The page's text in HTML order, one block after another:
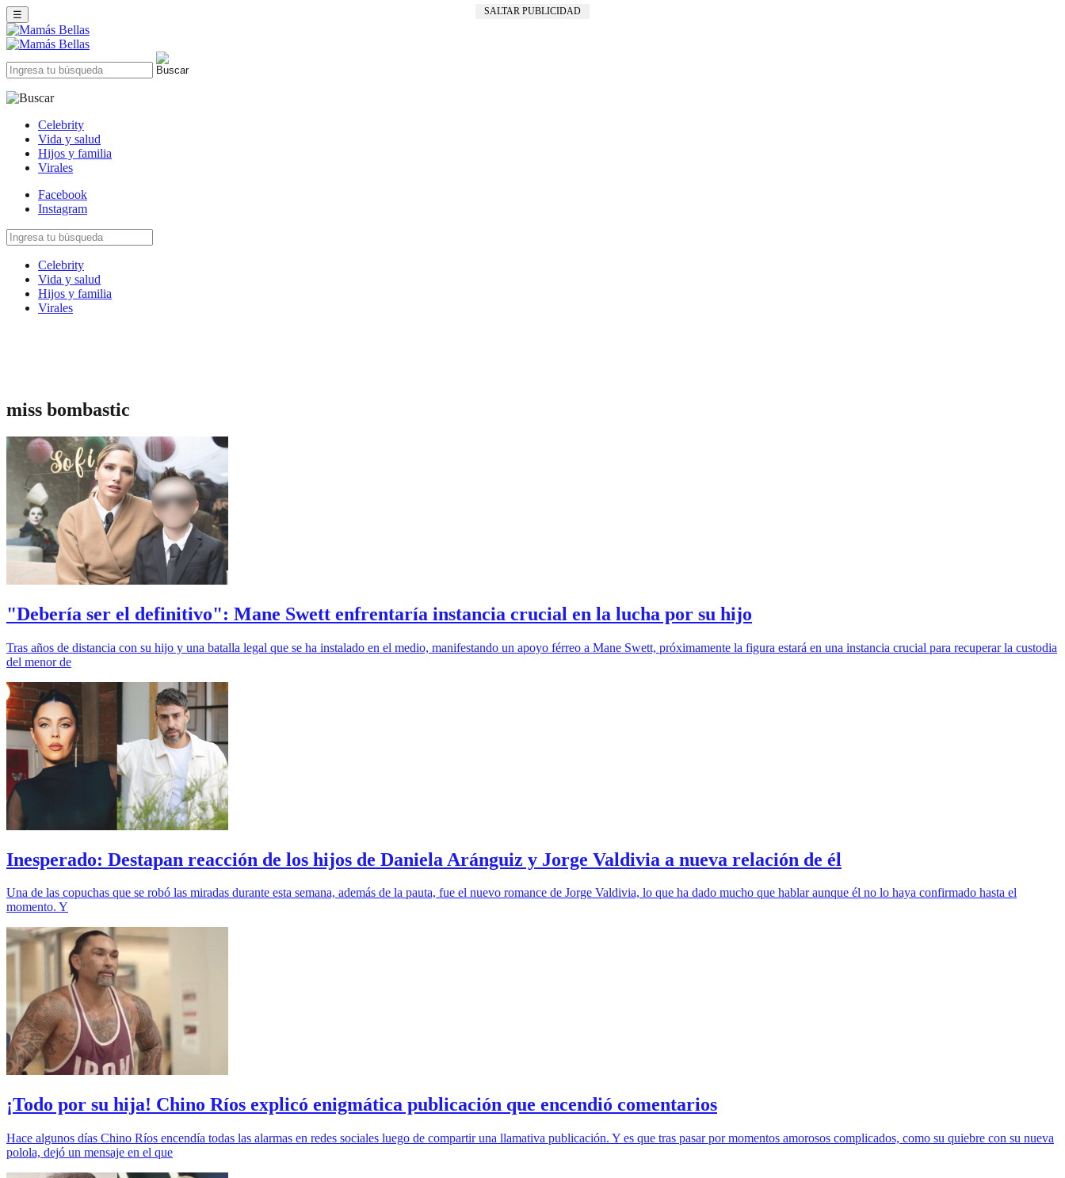
SALTAR PUBLICIDAD
☰
Celebrity
Vida y salud
Hijos y familia
Virales
Facebook
Instagram
Celebrity
Vida y salud
Hijos y familia
Virales
miss bombastic
"Debería ser el definitivo": Mane Swett enfrentaría instancia crucial en la lucha por su hijo
Tras años de distancia con su hijo y una batalla legal que se ha instalado en el medio, manifestando un apoyo férreo a Mane Swett, próximamente la figura estará en una instancia crucial para recuperar la custodia
del menor de
Inesperado: Destapan reacción de los hijos de Daniela Aránguiz y Jorge Valdivia a nueva relación de él
Una de las copuchas que se robó las miradas durante esta semana, además de la pauta, fue el nuevo romance de Jorge Valdivia, lo que ha dado mucho que hablar aunque él no lo haya confirmado hasta el
momento. Y
¡Todo por su hija! Chino Ríos explicó enigmática publicación que encendió comentarios
Hace algunos días Chino Ríos encendía todas las alarmas en redes sociales luego de compartir una llamativa publicación. Y es que tras pasar por momentos amorosos complicados, como su quiebre con su nueva
polola, dejó un mensaje en el que